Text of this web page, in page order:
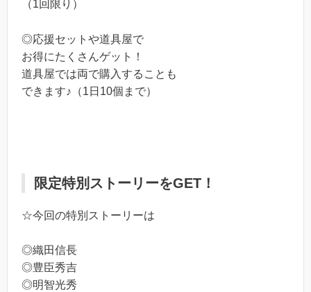
（1回限り）
◎応援セットや道具屋で
お得にたくさんゲット！
道具屋では両で購入することも
できます♪（1日10個まで）
限定特別ストーリーをGET！
☆今回の特別ストーリーは
◎織田信長
◎豊臣秀吉
◎明智光秀